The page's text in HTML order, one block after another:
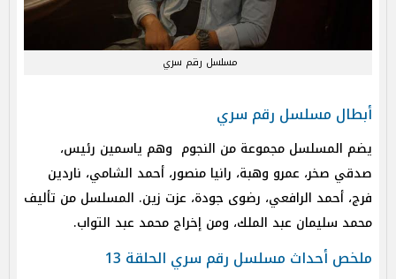
مسلسل رقم سري
أبطال مسلسل رقم سري
يضم المسلسل مجموعة من النجوم وهم ياسمين رئيس،
صدقي صخر، عمرو وهبة، رانيا منصور، أحمد الشامي، ناردين
فرج، أحمد الرافعي، رضوى جودة، عزت زين. المسلسل من تأليف
محمد سليمان عبد الملك، ومن إخراج محمد عبد التواب.
ملخص أحداث مسلسل رقم سري الحلقة 13